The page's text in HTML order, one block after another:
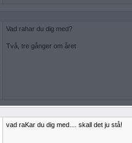
Vad rahar du dig med?
Två, tre gånger om året
vad raKar du dig med.... skall det ju stå!